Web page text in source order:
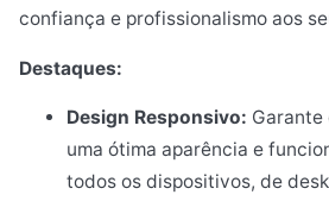
confiança e profissionalismo aos
Destaques:
Design Responsivo: Garante
uma ótima aparência e
todos os dispositivos, de